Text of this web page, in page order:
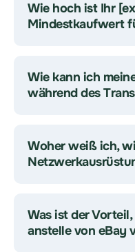
Wie hoch ist Ihr
Mindestkaufwert
Wie kann ich
während des
Woher weiß ich,
Was ist der
anstelle von eBay